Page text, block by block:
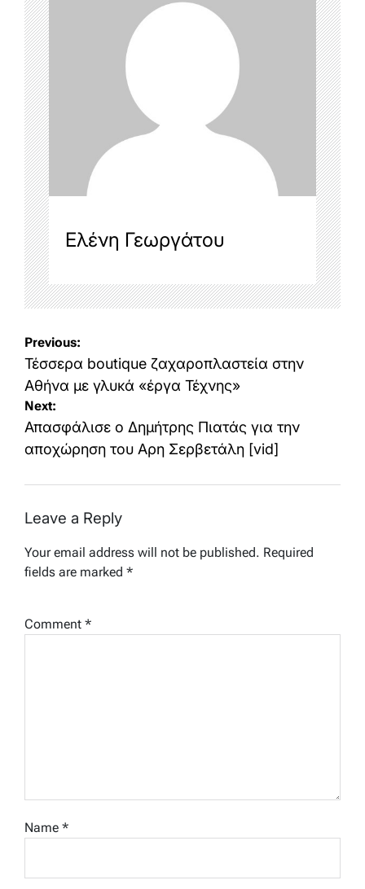
Ελένη Γεωργάτου
Post
navigation
Previous:
Τέσσερα boutique ζαχαροπλαστεία στην
Αθήνα με γλυκά «έργα Τέχνης»
Next:
Απασφάλισε ο Δημήτρης Πιατάς για την
αποχώρηση του Αρη Σερβετάλη [vid]
Leave a Reply
Your email address will not be published. Required
fields are marked *
Comment *
Name *